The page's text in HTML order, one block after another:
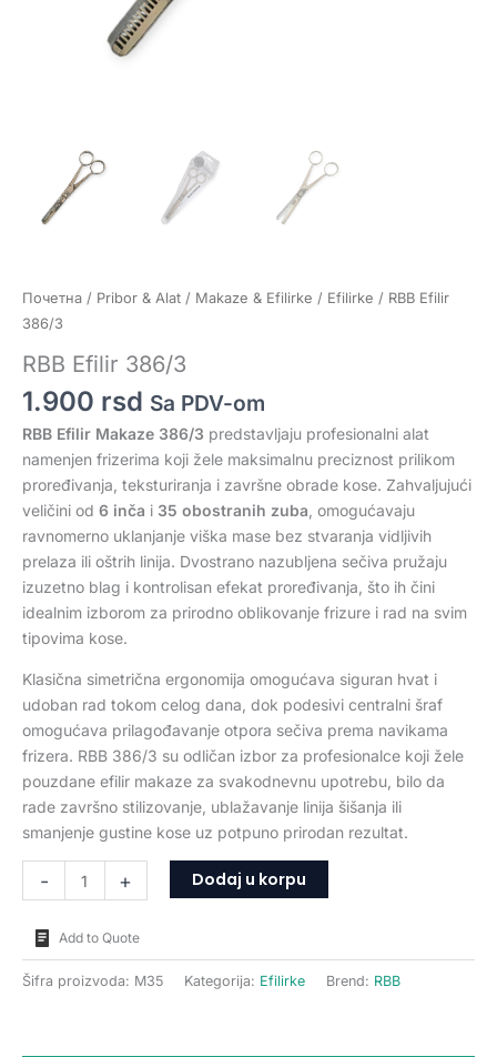
Почетна / Pribor & Alat / Makaze & Efilirke / Efilirke / RBB Efilir
386/3
RBB Efilir 386/3
1.900 rsd Sa PDV-om
RBB Efilir Makaze 386/3 predstavljaju profesionalni alat
namenjen frizerima koji žele maksimalnu preciznost prilikom
proređivanja, teksturiranja i završne obrade kose. Zahvaljujući
veličini od 6 inča i 35 obostranih zuba, omogućavaju
ravnomerno uklanjanje viška mase bez stvaranja vidljivih
prelaza ili oštrih linija. Dvostrano nazubljena sečiva pružaju
izuzetno blag i kontrolisan efekat proređivanja, što ih čini
idealnim izborom za prirodno oblikovanje frizure i rad na svim
tipovima kose.
Klasična simetrična ergonomija omogućava siguran hvat i
udoban rad tokom celog dana, dok podesivi centralni šraf
omogućava prilagođavanje otpora sečiva prema navikama
frizera. RBB 386/3 su odličan izbor za profesionalce koji žele
pouzdane efilir makaze za svakodnevnu upotrebu, bilo da
rade završno stilizovanje, ublažavanje linija šišanja ili
smanjenje gustine kose uz potpuno prirodan rezultat.
- + Dodaj u korpu
Add to Quote
Šifra proizvoda: M35 Kategorija: Efilirke Brend: RBB